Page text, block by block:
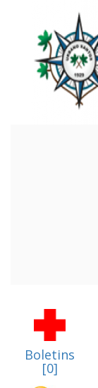
Boletins
[0]